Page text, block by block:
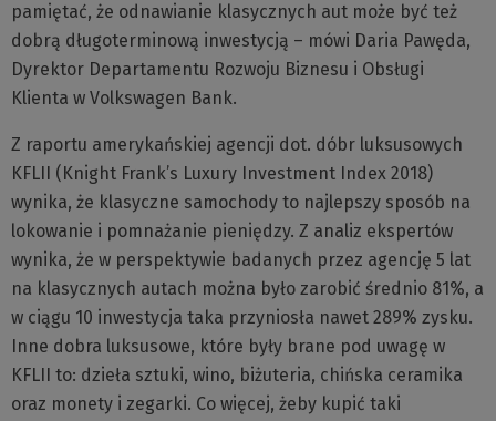
pamiętać, że odnawianie klasycznych aut może być też
dobrą długoterminową inwestycją – mówi Daria Pawęda,
Dyrektor Departamentu Rozwoju Biznesu i Obsługi
Klienta w Volkswagen Bank.
Z raportu amerykańskiej agencji dot. dóbr luksusowych
KFLII (Knight Frank’s Luxury Investment Index 2018)
wynika, że klasyczne samochody to najlepszy sposób na
lokowanie i pomnażanie pieniędzy. Z analiz ekspertów
wynika, że w perspektywie badanych przez agencję 5 lat
na klasycznych autach można było zarobić średnio 81%, a
w ciągu 10 inwestycja taka przyniosła nawet 289% zysku.
Inne dobra luksusowe, które były brane pod uwagę w
KFLII to: dzieła sztuki, wino, biżuteria, chińska ceramika
oraz monety i zegarki. Co więcej, żeby kupić taki